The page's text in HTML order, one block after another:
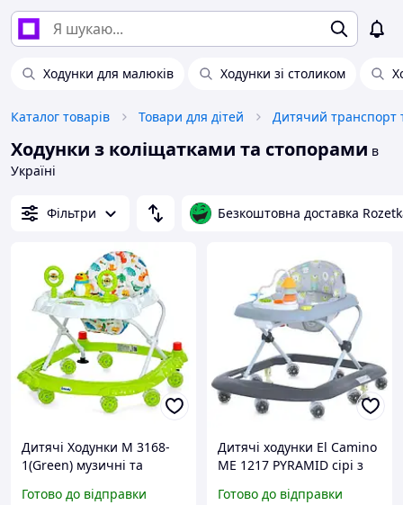
Ходунки для малюків Ходунки зі столиком
Каталог товарів Товари для дітей Дитячий транспорт
Ходунки з коліщатками та стопорами в
Україні
Фільтри Безкоштовна доставка
Дитячі Ходунки M 3168-
1(Green) музичні та
стопором buzyna
Готово до відправки
Дитячі ходунки El Camino
ME 1217 PYRAMID сірі з
колесами, складні, до 15
Готово до відправки